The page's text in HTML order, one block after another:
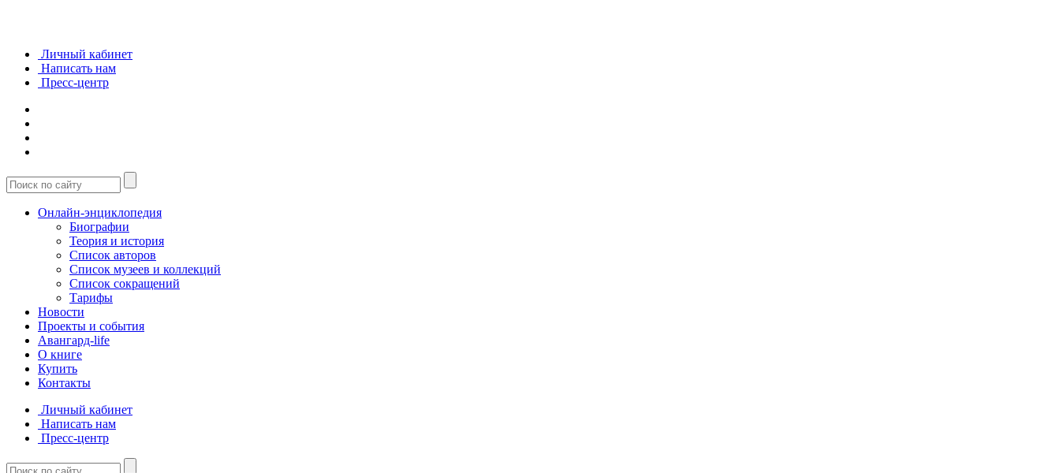
Личный кабинет
Написать нам
Пресс-центр
Онлайн-энциклопедия
Биографии
Теория и история
Список авторов
Список музеев и коллекций
Список сокращений
Тарифы
Новости
Проекты и события
Авангард-life
О книге
Купить
Контакты
Личный кабинет
Написать нам
Пресс-центр